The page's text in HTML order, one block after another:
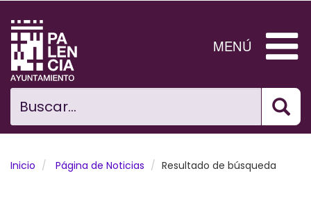
contenido
principal
Buscar...
MENÚ
Ciudad
El Ayuntamiento
Noticias
Inicio Página de Noticias Resultado de búsqueda